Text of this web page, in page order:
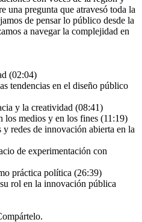
una pregunta que atravesó toda la
de pensar lo público desde la
a navegar la complejidad en
(02:04)
tendencias en el diseño público
y la creatividad (08:41)
los medios y en los fines (11:19)
redes de innovación abierta en la
de experimentación con
práctica política (26:39)
rol en la innovación pública